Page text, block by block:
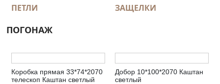
ПЕТЛИ ЗАЩЕЛКИ
ПОГОНАЖ
Коробка прямая 33*74*2070
телескоп Каштан светлый
Добор 10*100*2070 Каштан
светлый